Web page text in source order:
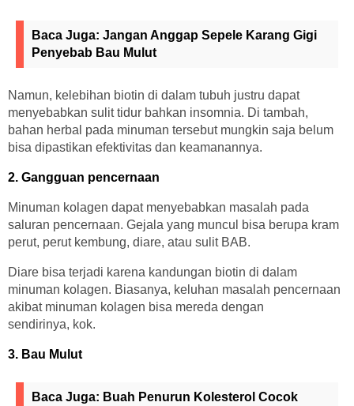
Baca Juga: Jangan Anggap Sepele Karang Gigi
Penyebab Bau Mulut
Namun, kelebihan biotin di dalam tubuh justru dapat
menyebabkan sulit tidur bahkan insomnia. Di tambah,
bahan herbal pada minuman tersebut mungkin saja belum
bisa dipastikan efektivitas dan keamanannya.
2. Gangguan pencernaan
Minuman kolagen dapat menyebabkan masalah pada
saluran pencernaan. Gejala yang muncul bisa berupa kram
perut, perut kembung, diare, atau sulit BAB.
Diare bisa terjadi karena kandungan biotin di dalam
minuman kolagen. Biasanya, keluhan masalah pencernaan
akibat minuman kolagen bisa mereda dengan
sendirinya, kok.
3. Bau Mulut
Baca Juga: Buah Penurun Kolesterol Cocok